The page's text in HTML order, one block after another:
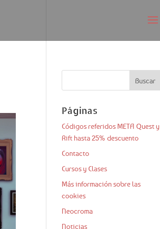
Páginas
Códigos referidos META Quest y
Rift hasta 25% descuento
Contacto
Cursos y Clases
Más información sobre las
cookies
Neocroma
Noticias